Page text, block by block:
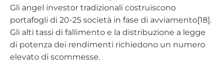
Gli angel investor tradizionali costruiscono
portafogli di 20-25 società in fase di avviamento[18].
Gli alti tassi di fallimento e la distribuzione a legge
di potenza dei rendimenti richiedono un numero
elevato di scommesse.